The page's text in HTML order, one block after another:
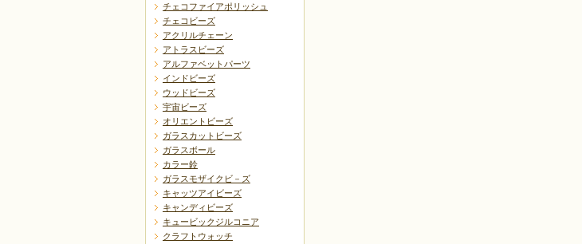
チェコファイアポリッシュ
チェコビーズ
アクリルチェーン
アトラスビーズ
アルファベットパーツ
インドビーズ
ウッドビーズ
宇宙ビーズ
オリエントビーズ
ガラスカットビーズ
ガラスボール
カラー鈴
ガラスモザイクビ－ズ
キャッツアイビーズ
キャンディビーズ
キュービックジルコニア
クラフトウォッチ